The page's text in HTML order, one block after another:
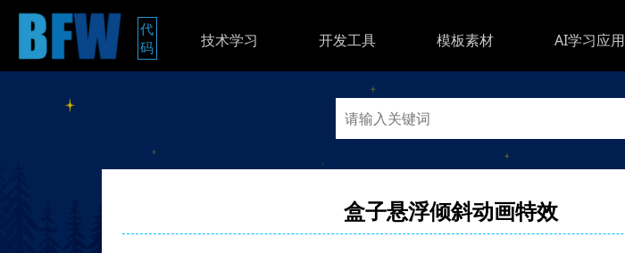
代
码
技术学习 开发工具 模板素材 AI学习应用
盒子悬浮倾斜动画特效